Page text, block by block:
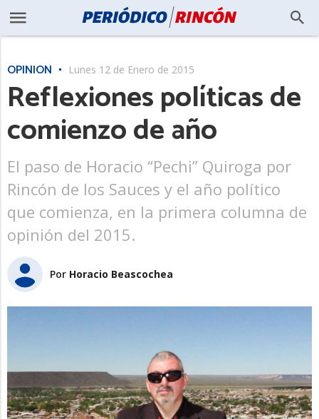
OPINIÓN Lunes 12 de Enero de 2015
Reflexiones políticas de
comienzo de año
El paso de Horacio “Pechi” Quiroga por
Rincón de los Sauces y el año político
que comienza, en la primera columna de
opinión del 2015.
Por Horacio Beascochea